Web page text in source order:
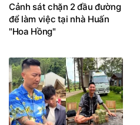
Cảnh sát chặn 2 đầu đường
để làm việc tại nhà Huấn
"Hoa Hồng"